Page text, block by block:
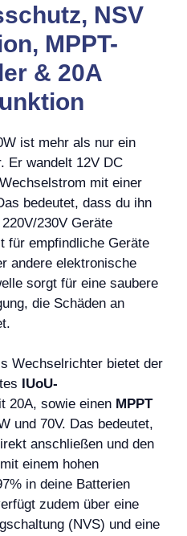
NSV
MPPT-
& 20A
ist mehr als nur ein
Er wandelt 12V DC
mit einer
bedeutet, dass du ihn
230V Geräte
für empfindliche Geräte
andere elektronische
sorgt für eine saubere
die Schäden an
Wechselrichter bietet der
IUoU-
20A, sowie einen MPPT
und 70V. Das bedeutet,
anschließen und den
einem hohen
in deine Batterien
zudem über eine
(NVS) und eine